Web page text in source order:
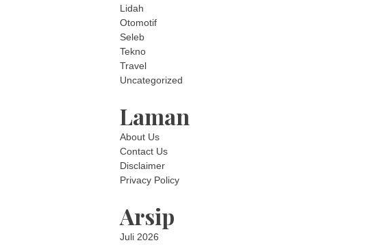
Lidah
Otomotif
Seleb
Tekno
Travel
Uncategorized
Laman
About Us
Contact Us
Disclaimer
Privacy Policy
Arsip
Juli 2026